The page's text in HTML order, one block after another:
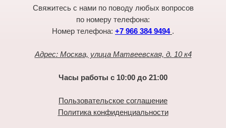
Свяжитесь с нами по поводу любых вопросов
по номеру телефона:
Номер телефона: +7 966 384 9494 .
Адрес: Москва, улица Матвеевская, д. 10 к4
Часы работы с 10:00 до 21:00
Пользовательское соглашение
Политика конфиденциальности